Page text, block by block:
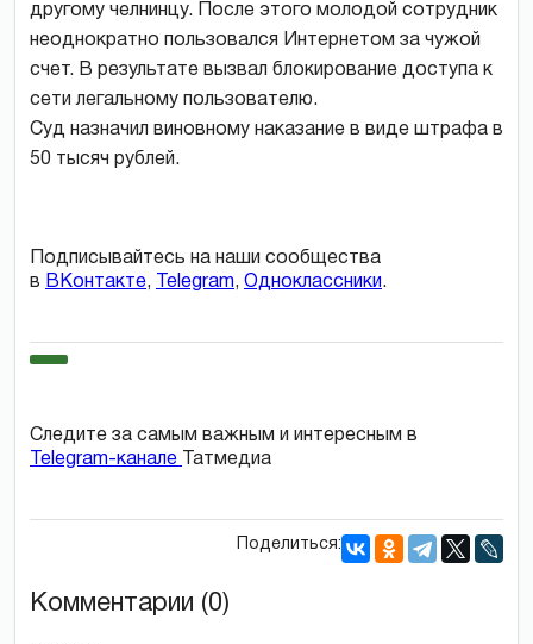
другому челнинцу. После этого молодой сотрудник
неоднократно пользовался Интернетом за чужой
счет. В результате вызвал блокирование доступа к
сети легальному пользователю.
Суд назначил виновному наказание в виде штрафа в
50 тысяч рублей.
Подписывайтесь на наши сообщества
в ВКонтакте, Telegram, Одноклассники.
Следите за самым важным и интересным в
Telegram-канале
Татмедиа
Поделиться:
Комментарии (0)